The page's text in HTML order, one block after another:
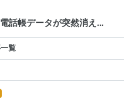
話帳データが突然消え…
覧